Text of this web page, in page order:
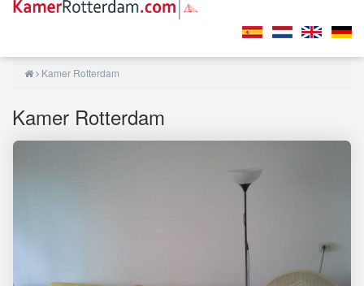
Kamer Rotterdam
Kamer Rotterdam